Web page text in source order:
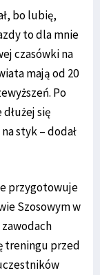
bo lubię,
to dla mnie
czasówki na
mają od 20
Po
się
styk – dodał
przygotowuje
Szosowym w
zawodach
treningu przed